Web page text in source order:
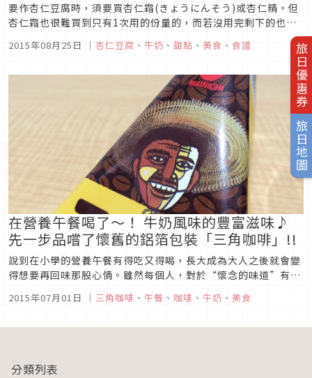
旅日優惠券
旅日地圖
要作杏仁豆腐時，須要買杏仁霜(きょうにんそう)或杏仁精。但
杏仁霜也很難買到只有1次用的份量的，而若沒用完剩下的也很
難用在別的地方。所以我就想出了這個，使用我喝上癮的杏仁奶
來作的杏仁豆腐。因為有那種將杏仁精加進牛奶的杏仁豆腐食
2015年08月25日 ｜ 杏仁豆腐 、 牛奶 、 甜點 、 美食 、 食譜
在營養午餐喝了〜！ 牛奶風味的豐富滋味♪
先一步品嚐了懷舊的鋁箔包裝「三角咖啡」!!
說到在小學的營養午餐有得吃又得喝，長大成為大人之後就會變
得想要再回味那股心情。雖然每個人，對於“懷念的味道”有著
許多不一樣的感覺， 而對於身為三十世代熟女記者的我而言「炸
麵包」跟「調味乳」的記憶還鮮明著。回歸正題，6月30日
2015年07月01日 ｜ 三角咖啡 、 午餐 、 咖啡 、 牛奶 、 美食
分類列表